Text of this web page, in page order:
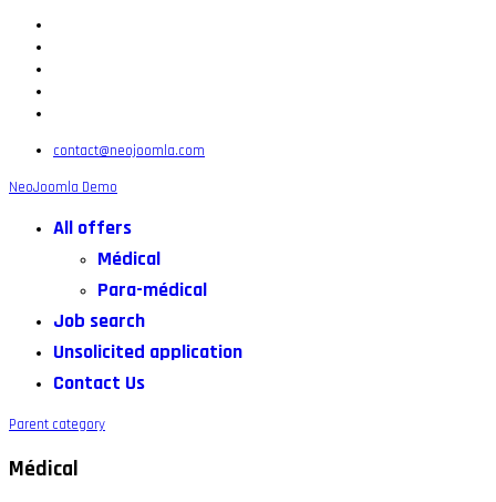
contact@neojoomla.com
NeoJoomla Demo
All offers
Médical
Para-médical
Job search
Unsolicited application
Contact Us
Parent category
Médical